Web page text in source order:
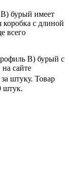
бурый имеет
коробка с длиной
всего
B) бурый с
сайте
штуку. Товар
штук.